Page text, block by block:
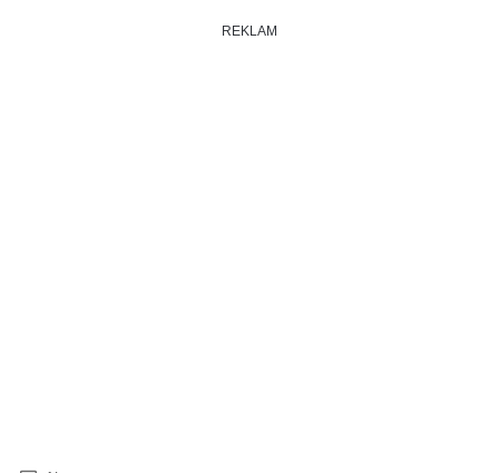
REKLAM